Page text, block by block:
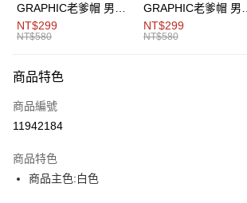
運送方式
每筆NT$150，滿NT$1,800(含以上)免運費
GRAPHIC老爹帽 男女
共同
NT$299
NT$580
GRAPHIC老爹帽 男女
共同
NT$299
NT$580
商品特色
商品編號
11942184
商品特色
商品主色:白色